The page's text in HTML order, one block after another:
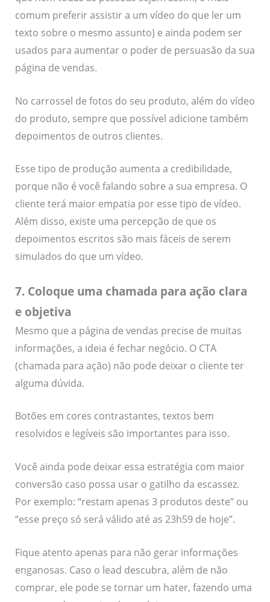
comum preferir assistir a um vídeo do que ler um
texto sobre o mesmo assunto) e ainda podem ser
usados para aumentar o poder de persuasão da sua
página de vendas.
No carrossel de fotos do seu produto, além do vídeo
do produto, sempre que possível adicione também
depoimentos de outros clientes.
Esse tipo de produção aumenta a credibilidade,
porque não é você falando sobre a sua empresa. O
cliente terá maior empatia por esse tipo de vídeo.
Além disso, existe uma percepção de que os
depoimentos escritos são mais fáceis de serem
simulados do que um vídeo.
7. Coloque uma chamada para ação clara
e objetiva
Mesmo que a página de vendas precise de muitas
informações, a ideia é fechar negócio. O CTA
(chamada para ação) não pode deixar o cliente ter
alguma dúvida.
Botões em cores contrastantes, textos bem
resolvidos e legíveis são importantes para isso.
Você ainda pode deixar essa estratégia com maior
conversão caso possa usar o gatilho da escassez.
Por exemplo: “restam apenas 3 produtos deste” ou
“esse preço só será válido até as 23h59 de hoje”.
Fique atento apenas para não gerar informações
enganosas. Caso o lead descubra, além de não
comprar, ele pode se tornar um hater, fazendo uma